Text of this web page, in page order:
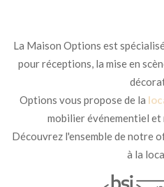
La Maison Options est
pour réceptions, la mise en
Options vous propose de la
mobilier événementiel
Découvrez l'ensemble de notre
à la